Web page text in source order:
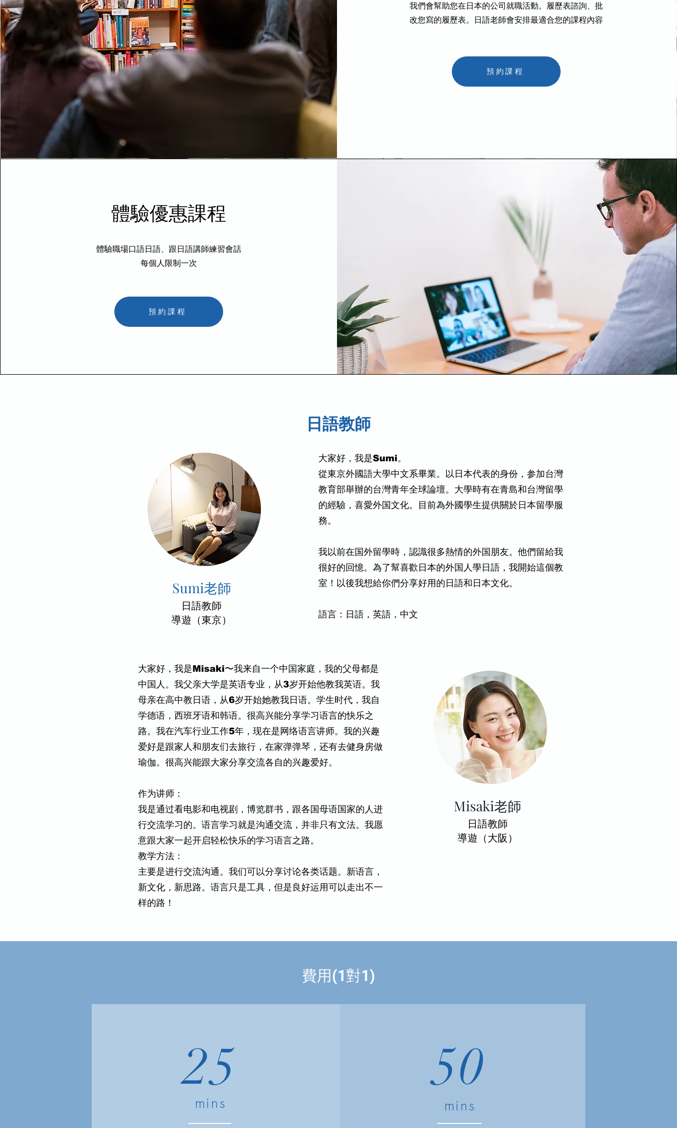
我們會幫助您在日本的公司就職活動。履歷表諮詢、批
改您寫的履歷表。日語老師會安排最適合您的課程內容
預約課程
​體驗優惠課程
體驗職場口語日語、跟日語講師練習會話
每個人限制一次
預約課程
日語教師
Sumi老師
​日語教師
導遊（東京）
大家好，我是Sumi。
從東京外國語大學中文系畢業。以日本代表的身份，参加台灣
教育部舉辦的台灣青年全球論壇。大學時有在青島和台灣留學
的經驗，喜愛外国文化。目前為外國學生提供關於日本留學服
務。
我以前在国外留學時，認識很多熱情的外国朋友。他們留給我
很好的回憶。為了幫喜歡日本的外国人學日語，我開始這個教
室！以後我想給你們分享好用的日語和日本文化。
語言：日語，英語，中文
大家好，我是Misaki〜我来自一个中国家庭，我的父母都是
中国人。我父亲大学是英语专业，从3岁开始他教我英语。我
母亲在高中教日语，从6岁开始她教我日语。学生时代，我自
学德语，西班牙语和韩语。很高兴能分享学习语言的快乐之
路。我在汽车行业工作5年，现在是网络语言讲师。我的兴趣
爱好是跟家人和朋友们去旅行，在家弹弹琴，还有去健身房做
瑜伽。很高兴能跟大家分享交流各自的兴趣爱好。
作为讲师：
我是通过看电影和电视剧，博览群书，跟各国母语国家的人进
行交流学习的。语言学习就是沟通交流，并非只有文法。我愿
意跟大家一起开启轻松快乐的学习语言之路。
教学方法：
主要是进行交流沟通。我们可以分享讨论各类话题。新语言，
新文化，新思路。语言只是工具，但是良好运用可以走出不一
样的路！
Misaki老師
​日語教師
導遊（大阪）
​費用(1對1)
25
mins
50
mins